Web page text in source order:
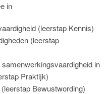
in
(leerstap Kennis)
(leerstap
in
Praktijk)
Bewustwording)